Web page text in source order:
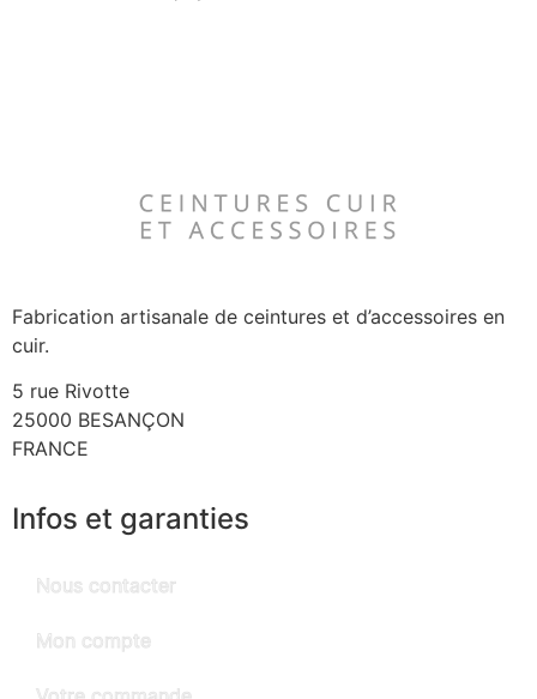
Fabrication artisanale de ceintures et d’accessoires en
cuir.
5 rue Rivotte
25000 BESANÇON
FRANCE
Infos et garanties
Nous contacter
Mon compte